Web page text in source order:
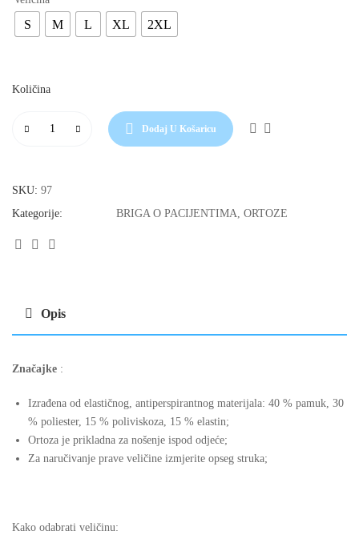
S M L XL 2XL
Dodaj U Košaricu
SKU: 97
BRIGA O PACIJENTIMA, ORTOZE
Facebook
Linkedin
Opis
Značajke :
Izrađena od elastičnog, antiperspirantnog materijala: 40 % pamuk, 30
% poliester, 15 % poliviskoza, 15 % elastin;
Ortoza je prikladna za nošenje ispod odjeće;
Za naručivanje prave veličine izmjerite opseg struka;
Kako odabrati veličinu: